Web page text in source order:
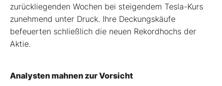
zurückliegenden Wochen bei steigendem Tesla-Kurs
zunehmend unter Druck. Ihre Deckungskäufe
befeuerten schließlich die neuen Rekordhochs der
Aktie.
Analysten mahnen zur Vorsicht